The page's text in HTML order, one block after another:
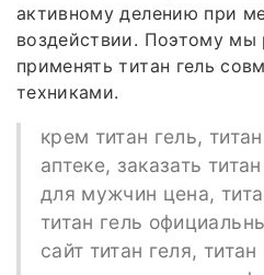
активному делению при
воздействии. Поэтому мы
применять титан гель
техниками.
крем титан гель,
аптеке, заказать
для мужчин цена,
титан гель
сайт титан геля,